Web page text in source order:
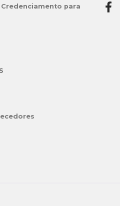
Credenciamento para